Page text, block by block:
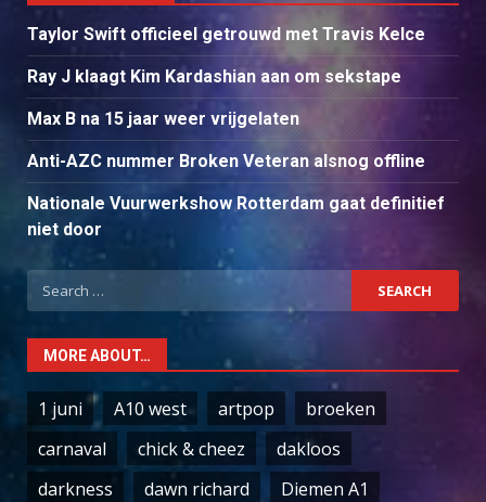
Taylor Swift officieel getrouwd met Travis Kelce
Ray J klaagt Kim Kardashian aan om sekstape
Max B na 15 jaar weer vrijgelaten
Anti-AZC nummer Broken Veteran alsnog offline
Nationale Vuurwerkshow Rotterdam gaat definitief
niet door
Search
for:
MORE ABOUT…
1 juni A10 west artpop
broeken
carnaval
chick & cheez
dakloos
darkness
dawn richard
Diemen A1